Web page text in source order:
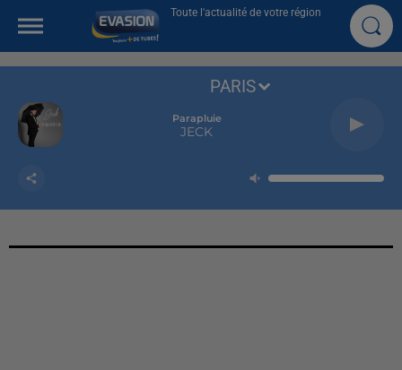
Toute l'actualité de votre région
Parapluie
JECK
PARIS